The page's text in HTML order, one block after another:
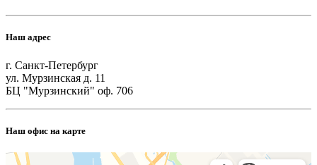
Наш адрес
г. Санкт-Петербург
ул. Мурзинская д. 11
БЦ "Мурзинский" оф. 706
Наш офис на карте